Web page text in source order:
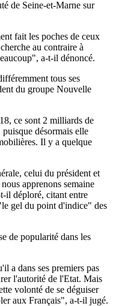
de Seine-et-Marne sur
fait les poches de ceux
au contraire à
a-t-il dénoncé.
tous ses
du groupe Nouvelle
ce sont 2 milliards de
désormais elle
Il y a quelque
celui du président et
apprenons semaine
il déploré, citant entre
gel du point d'indice" des
de popularité dans les
a dans ses premiers pas
l'autorité de l'Etat. Mais
volonté de se déguiser
aux Français", a-t-il jugé.